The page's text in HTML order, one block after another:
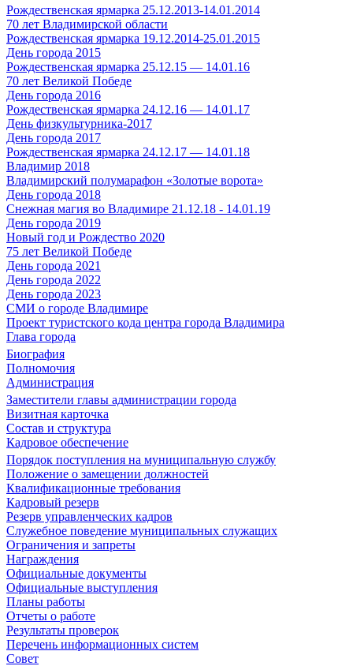
Рождественская ярмарка 25.12.2013-14.01.2014
70 лет Владимирской области
Рождественская ярмарка 19.12.2014-25.01.2015
День города 2015
Рождественская ярмарка 25.12.15 — 14.01.16
70 лет Великой Победе
День города 2016
Рождественская ярмарка 24.12.16 — 14.01.17
День физкультурника-2017
День города 2017
Рождественская ярмарка 24.12.17 — 14.01.18
Владимир 2018
Владимирский полумарафон «Золотые ворота»
День города 2018
Снежная магия во Владимире 21.12.18 - 14.01.19
День города 2019
Новый год и Рождество 2020
75 лет Великой Победе
День города 2021
День города 2022
День города 2023
СМИ о городе Владимире
Проект туристского кода центра города Владимира
Глава города
Биография
Полномочия
Администрация
Заместители главы администрации города
Визитная карточка
Состав и структура
Кадровое обеспечение
Порядок поступления на муниципальную службу
Положение о замещении должностей
Квалификационные требования
Кадровый резерв
Резерв управленческих кадров
Служебное поведение муниципальных служащих
Ограничения и запреты
Награждения
Официальные документы
Официальные выступления
Планы работы
Отчеты о работе
Результаты проверок
Перечень информационных систем
Совет